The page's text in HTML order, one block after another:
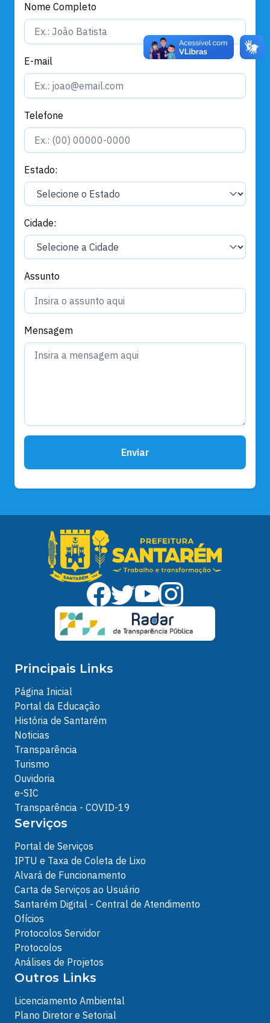
Nome Completo
E-mail
Telefone
Estado:
Cidade:
Assunto
Mensagem
Enviar
Principais Links
Página Inicial
Portal da Educação
História de Santarém
Noticias
Transparência
Turismo
Ouvidoria
e-SIC
Transparência - COVID-19
Serviços
Portal de Serviços
IPTU e Taxa de Coleta de Lixo
Alvará de Funcionamento
Carta de Serviços ao Usuário
Santarém Digital - Central de Atendimento
Ofícios
Protocolos Servidor
Protocolos
Análises de Projetos
Outros Links
Licenciamento Ambiental
Plano Diretor e Setorial